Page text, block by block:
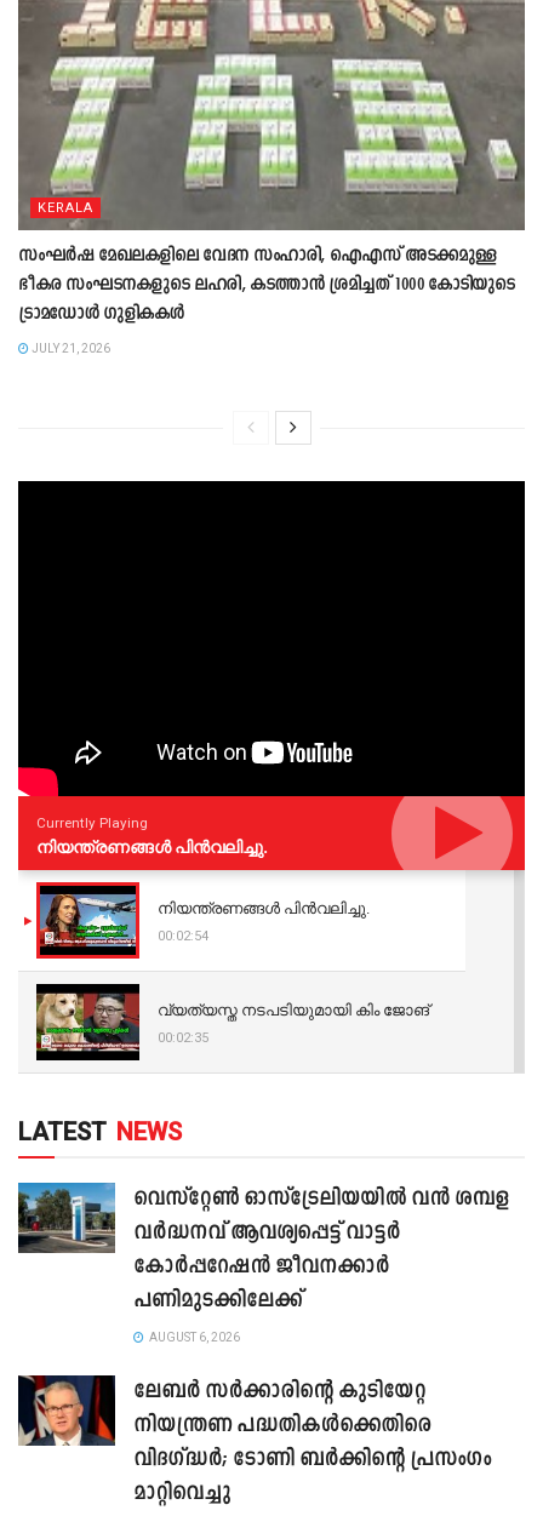
KERALA
സംഘ‍ർഷ മേഖലകളിലെ വേദന സംഹാരി, ഐഎസ് അടക്കമുള്ള
ഭീകര സംഘടനകളുടെ ലഹരി, കടത്താൻ ശ്രമിച്ചത് 1000 കോടിയുടെ
ട്രാമഡോൾ ഗുളികകൾ
JULY 21, 2026
Currently Playing
നിയന്ത്രണങ്ങള്‍ പിന്‍വലിച്ചു.
നിയന്ത്രണങ്ങള്‍ പിന്‍വലിച്ചു.
00:02:54
വ്യത്യസ്ത നടപടിയുമായി കിം ജോങ്
00:02:35
LATEST NEWS
വെസ്റ്റേൺ ഓസ്‌ട്രേലിയയിൽ വൻ ശമ്പള
വർദ്ധനവ് ആവശ്യപ്പെട്ട് വാട്ടർ
കോർപ്പറേഷൻ ജീവനക്കാർ
പണിമുടക്കിലേക്ക്
AUGUST 6, 2026
ലേബർ സർക്കാരിന്റെ കുടിയേറ്റ
നിയന്ത്രണ പദ്ധതികൾക്കെതിരെ
വിദഗ്ദ്ധർ; ടോണി ബർക്കിന്റെ പ്രസംഗം
മാറ്റിവെച്ചു